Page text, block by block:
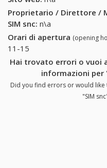
Proprietario / Direttore /
SIM snc: n\a
Orari di apertura (opening
11-15
Hai trovato errori o vuoi
informazioni per
Did you find errors or would
"SIM